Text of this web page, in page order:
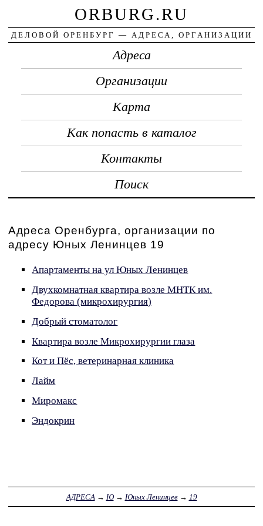
ORBURG.RU
ДЕЛОВОЙ ОРЕНБУРГ — АДРЕСА, ОРГАНИЗАЦИИ
Адреса
Организации
Карта
Как попасть в каталог
Контакты
Поиск
Адреса Оренбурга, организации по
адресу Юных Ленинцев 19
Апартаменты на ул Юных Ленинцев
Двухкомнатная квартира возле МНТК им.
Федорова (микрохирургия)
Добрый стоматолог
Квартира возле Микрохирургии глаза
Кот и Пёс, ветеринарная клиника
Лайм
Миромакс
Эндокрин
АДРЕСА → Ю→ Юных Ленинцев→ 19